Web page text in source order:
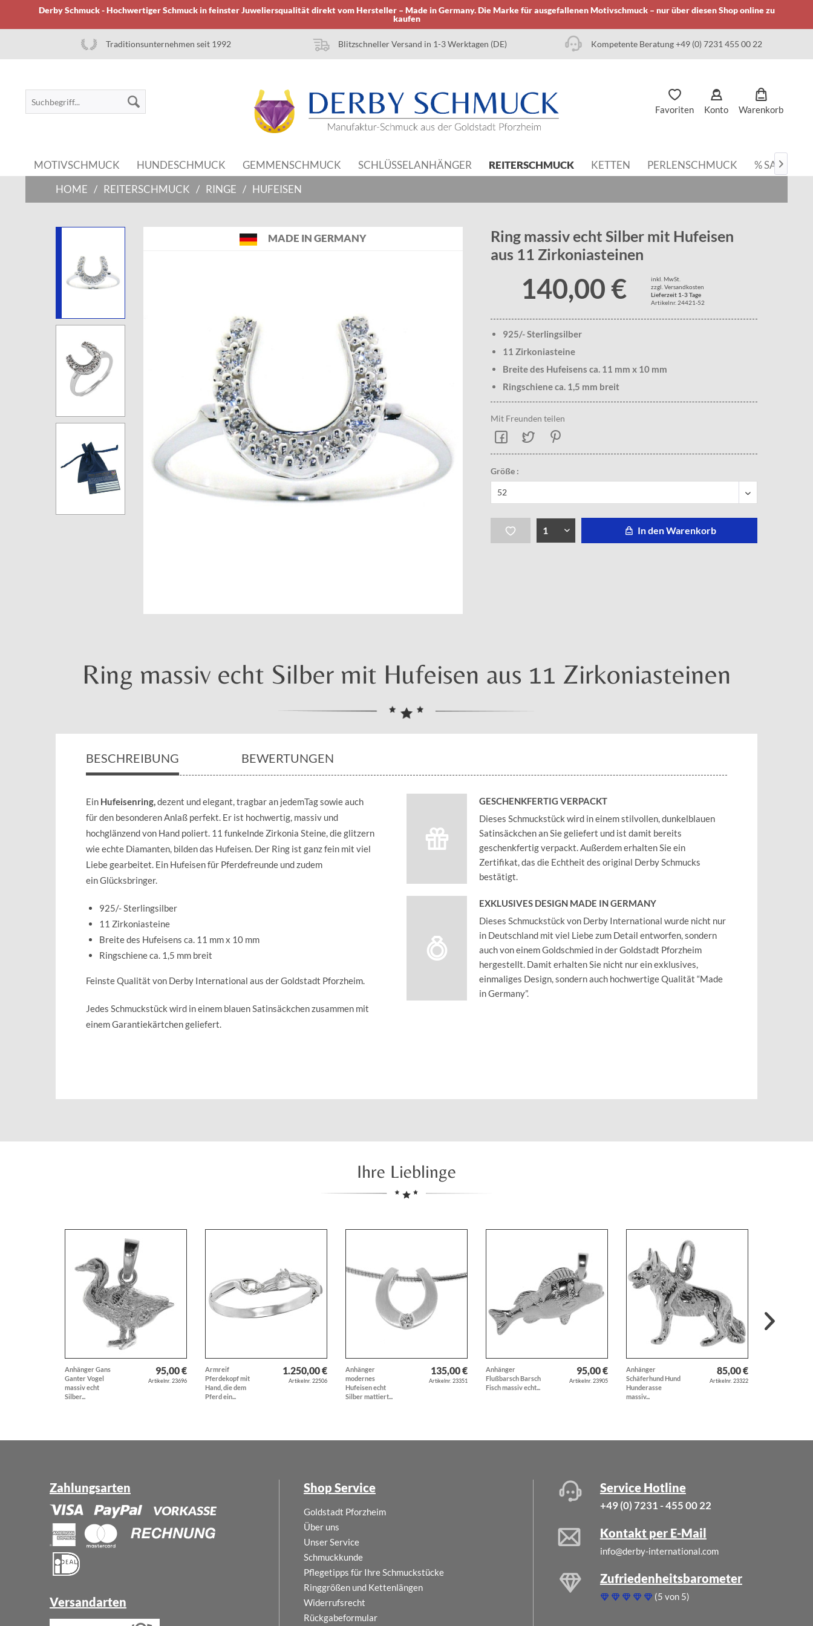
Derby Schmuck - Hochwertiger Schmuck in feinster Juweliersqualität direkt vom Hersteller – Made in Germany. Die Marke für ausgefallenen Motivschmuck – nur über diesen Shop online zu
kaufen
Traditionsunternehmen seit 1992 Blitzschneller Versand in 1-3 Werktagen (DE) Kompetente Beratung +49 (0) 7231 455 00 22
Favoriten Konto Warenkorb
MOTIVSCHMUCK HUNDESCHMUCK GEMMENSCHMUCK SCHLÜSSELANHÄNGER REITERSCHMUCK KETTEN PERLENSCHMUCK % SALE

HOME / REITERSCHMUCK / RINGE / HUFEISEN
MADE IN GERMANY
Ring massiv echt Silber mit Hufeisen
aus 11 Zirkoniasteinen
140,00 €
inkl. MwSt.
zzgl. Versandkosten
Lieferzeit 1-3 Tage
Artikelnr. 24421-52
925/- Sterlingsilber
11 Zirkoniasteine
Breite des Hufeisens ca. 11 mm x 10 mm
Ringschiene ca. 1,5 mm breit
Mit Freunden teilen
Größe :
In den Warenkorb
Ring massiv echt Silber mit Hufeisen aus 11 Zirkoniasteinen
BESCHREIBUNG BEWERTUNGEN
Ein Hufeisenring, dezent und elegant, tragbar an jedemTag sowie auch
für den besonderen Anlaß perfekt. Er ist hochwertig, massiv und
hochglänzend von Hand poliert. 11 funkelnde Zirkonia Steine, die glitzern
wie echte Diamanten, bilden das Hufeisen. Der Ring ist ganz fein mit viel
Liebe gearbeitet. Ein Hufeisen für Pferdefreunde und zudem
ein Glücksbringer.
925/- Sterlingsilber
11 Zirkoniasteine
Breite des Hufeisens ca. 11 mm x 10 mm
Ringschiene ca. 1,5 mm breit
Feinste Qualität von Derby International aus der Goldstadt Pforzheim.
Jedes Schmuckstück wird in einem blauen Satinsäckchen zusammen mit
einem Garantiekärtchen geliefert.
GESCHENKFERTIG VERPACKT
Dieses Schmuckstück wird in einem stilvollen, dunkelblauen
Satinsäckchen an Sie geliefert und ist damit bereits
geschenkfertig verpackt. Außerdem erhalten Sie ein
Zertifikat, das die Echtheit des original Derby Schmucks
bestätigt.
EXKLUSIVES DESIGN MADE IN GERMANY
Dieses Schmuckstück von Derby International wurde nicht nur
in Deutschland mit viel Liebe zum Detail entworfen, sondern
auch von einem Goldschmied in der Goldstadt Pforzheim
hergestellt. Damit erhalten Sie nicht nur ein exklusives,
einmaliges Design, sondern auch hochwertige Qualität “Made
in Germany”.
Ihre Lieblinge
Anhänger Gans
Ganter Vogel
massiv echt
Silber...
95,00 €
Artikelnr. 23696
Armreif
Pferdekopf mit
Hand, die dem
Pferd ein...
1.250,00 €
Artikelnr. 22506
Anhänger
modernes
Hufeisen echt
Silber mattiert...
135,00 €
Artikelnr. 23351
Anhänger
Flußbarsch Barsch
Fisch massiv echt...
95,00 €
Artikelnr. 23905
Anhänger
Schäferhund Hund
Hunderasse
massiv...
85,00 €
Artikelnr. 23322
Zahlungsarten
Versandarten
Shop Service
Goldstadt Pforzheim
Über uns
Unser Service
Schmuckkunde
Pflegetipps für Ihre Schmuckstücke
Ringgrößen und Kettenlängen
Widerrufsrecht
Rückgabeformular
Service Hotline
+49 (0) 7231 - 455 00 22
Kontakt per E-Mail
info@derby-international.com
Zufriedenheitsbarometer
(5 von 5)